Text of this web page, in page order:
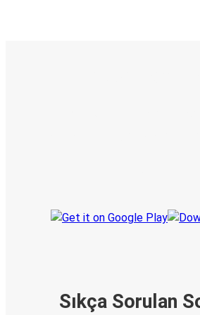
Sıkça Sorulan